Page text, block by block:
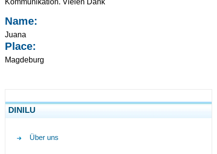
Kommunikation. Vielen Dank
Name:
Juana
Place:
Magdeburg
DINILU
Über uns